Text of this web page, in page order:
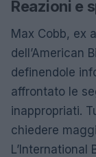
Reazioni e
Max Cobb, ex
dell’American
definendole
affrontato le
inappropriati.
chiedere
L’International